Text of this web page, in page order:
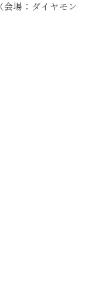
場：ダイヤモン